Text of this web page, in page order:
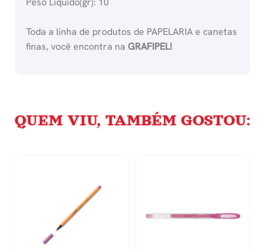
Toda a linha de produtos de PAPELARIA e canetas
finas, você encontra na GRAFIPEL!
QUEM VIU, TAMBÉM GOSTOU: